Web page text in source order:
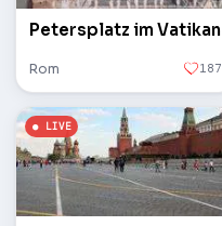
Petersplatz im Vatikan
Rom 187